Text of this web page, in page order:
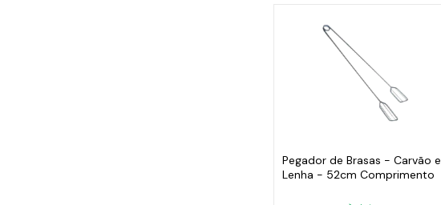
Pegador de Brasas - Carvão e
Lenha - 52cm Comprimento